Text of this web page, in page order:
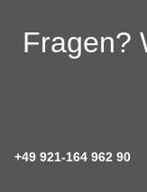
Fragen?
+49 921-164 962 90